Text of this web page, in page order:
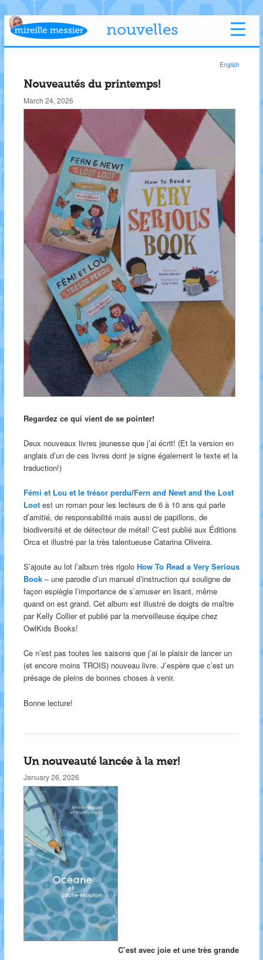
nouvelles
English
Nouveautés du printemps!
March 24, 2026
Regardez ce qui vient de se pointer!
Deux nouveaux livres jeunesse que j’ai écrit! (Et la version en
anglais d’un de ces livres dont je signe également le texte et la
traduction!)
Fémi et Lou et le trésor perdu/Fern and Newt and the Lost
Loot est un roman pour les lecteurs de 6 à 10 ans qui parle
d’amitié, de responsabilité mais aussi de papillons, de
biodiversité et de détecteur de métal! C’est publié aux Éditions
Orca et illustré par la très talentueuse Catarina Oliveira.
S’ajoute au lot l’album très rigolo How To Read a Very Serious
Book– une parodie d’un manuel d’instruction qui souligne de
façon espiègle l’importance de s’amuser en lisant, même
quand on est grand. Cet album est illustré de doigts de maître
par Kelly Collier et publié par la merveilleuse équipe chez
OwlKids Books!
Ce n’est pas toutes les saisons que j’ai le plaisir de lancer un
(et encore moins TROIS) nouveau livre. J’espère que c’est un
présage de pleins de bonnes choses à venir.
Bonne lecture!
Un nouveauté lancée à la mer!
January 26, 2026
C’est avec joie et une très grande